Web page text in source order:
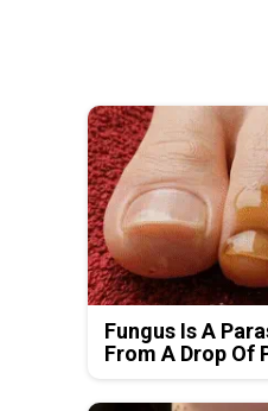
Fungus Is A
From A Drop Of